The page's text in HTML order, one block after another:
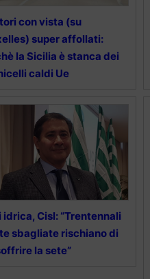
con vista (su
super affollati:
la Sicilia è stanca dei
caldi Ue
idrica, Cisl: “Trentennali
sbagliate rischiano di
la sete”